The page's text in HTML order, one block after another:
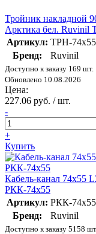
Тройник накладной
Арктика бел. Ruvinil
Артикул: ТРН-74х55
Бренд:
Ruvinil
Доступно к заказу 169 шт.
Обновлено 10.08.2026
Цена:
227.06 руб. / шт.
-
+
Купить
Кабель-канал 74х55
РКК-74х55
Артикул: РКК-74х55
Бренд:
Ruvinil
Доступно к заказу 5158 шт.